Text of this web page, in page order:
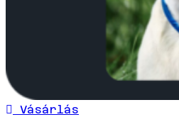
Vásárlás